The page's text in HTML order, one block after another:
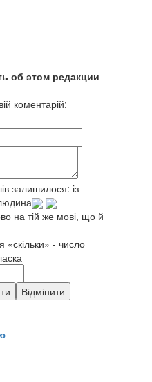
об этом редакции
коментарій:
залишилося: із
на тій же мові, що й
«скільки» - число